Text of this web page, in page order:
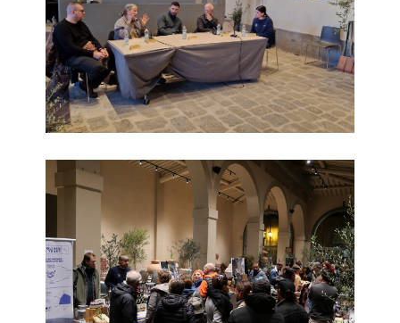
Frant'Olio 2023_5